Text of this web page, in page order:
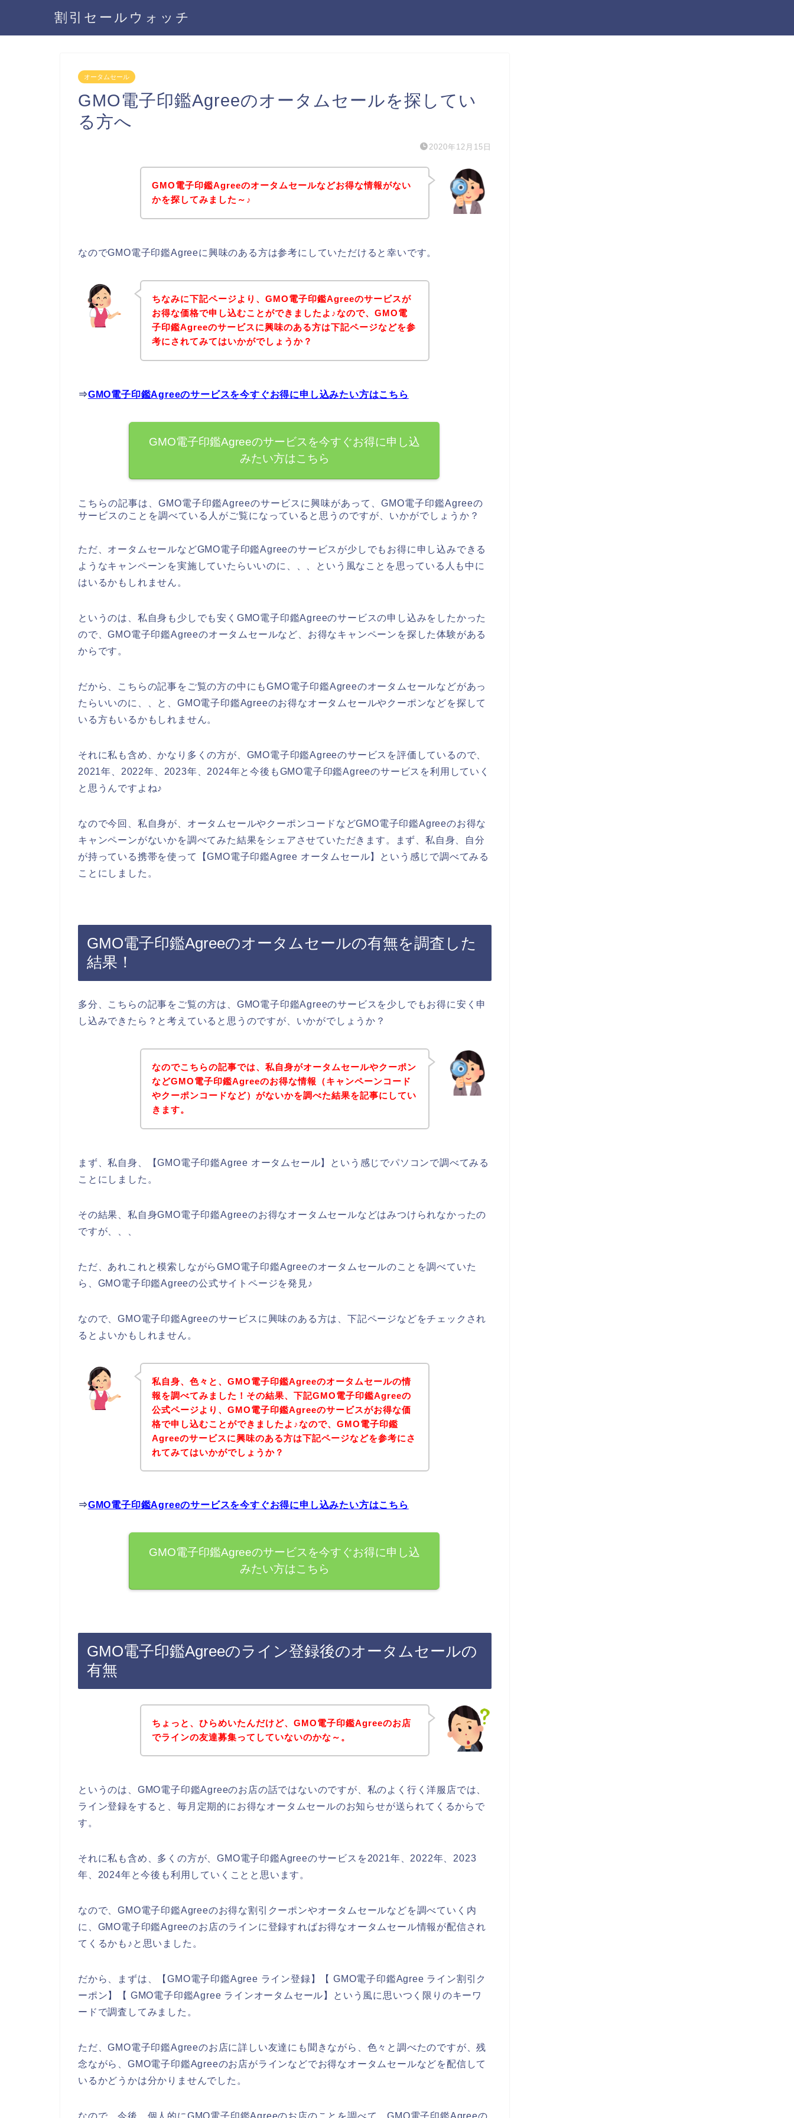
割引セールウォッチ
オータムセール
GMO電子印鑑Agreeのオータムセールを探してい
る方へ
2020年12月15日
GMO電子印鑑Agreeのオータムセールなどお得な情報がない
かを探してみました～♪
なのでGMO電子印鑑Agreeに興味のある方は参考にしていただけると幸いです。
ちなみに下記ページより、GMO電子印鑑Agreeのサービスが
お得な価格で申し込むことができましたよ♪なので、GMO電
子印鑑Agreeのサービスに興味のある方は下記ページなどを参
考にされてみてはいかがでしょうか？
⇒GMO電子印鑑Agreeのサービスを今すぐお得に申し込みたい方はこちら
GMO電子印鑑Agreeのサービスを今すぐお得に申し込
みたい方はこちら
こちらの記事は、GMO電子印鑑Agreeのサービスに興味があって、GMO電子印鑑Agreeの
サービスのことを調べている人がご覧になっていると思うのですが、いかがでしょうか？
ただ、オータムセールなどGMO電子印鑑Agreeのサービスが少しでもお得に申し込みできる
ようなキャンペーンを実施していたらいいのに、、、という風なことを思っている人も中に
はいるかもしれません。
というのは、私自身も少しでも安くGMO電子印鑑Agreeのサービスの申し込みをしたかった
ので、GMO電子印鑑Agreeのオータムセールなど、お得なキャンペーンを探した体験がある
からです。
だから、こちらの記事をご覧の方の中にもGMO電子印鑑Agreeのオータムセールなどがあっ
たらいいのに、、と、GMO電子印鑑Agreeのお得なオータムセールやクーポンなどを探して
いる方もいるかもしれません。
それに私も含め、かなり多くの方が、GMO電子印鑑Agreeのサービスを評価しているので、
2021年、2022年、2023年、2024年と今後もGMO電子印鑑Agreeのサービスを利用していく
と思うんですよね♪
なので今回、私自身が、オータムセールやクーポンコードなどGMO電子印鑑Agreeのお得な
キャンペーンがないかを調べてみた結果をシェアさせていただきます。まず、私自身、自分
が持っている携帯を使って【GMO電子印鑑Agree オータムセール】という感じで調べてみる
ことにしました。
GMO電子印鑑Agreeのオータムセールの有無を調査した
結果！
多分、こちらの記事をご覧の方は、GMO電子印鑑Agreeのサービスを少しでもお得に安く申
し込みできたら？と考えていると思うのですが、いかがでしょうか？
なのでこちらの記事では、私自身がオータムセールやクーポン
などGMO電子印鑑Agreeのお得な情報（キャンペーンコード
やクーポンコードなど）がないかを調べた結果を記事にしてい
きます。
まず、私自身、【GMO電子印鑑Agree オータムセール】という感じでパソコンで調べてみる
ことにしました。
その結果、私自身GMO電子印鑑Agreeのお得なオータムセールなどはみつけられなかったの
ですが、、、
ただ、あれこれと模索しながらGMO電子印鑑Agreeのオータムセールのことを調べていた
ら、GMO電子印鑑Agreeの公式サイトページを発見♪
なので、GMO電子印鑑Agreeのサービスに興味のある方は、下記ページなどをチェックされ
るとよいかもしれません。
私自身、色々と、GMO電子印鑑Agreeのオータムセールの情
報を調べてみました！その結果、下記GMO電子印鑑Agreeの
公式ページより、GMO電子印鑑Agreeのサービスがお得な価
格で申し込むことができましたよ♪なので、GMO電子印鑑
Agreeのサービスに興味のある方は下記ページなどを参考にさ
れてみてはいかがでしょうか？
⇒GMO電子印鑑Agreeのサービスを今すぐお得に申し込みたい方はこちら
GMO電子印鑑Agreeのサービスを今すぐお得に申し込
みたい方はこちら
GMO電子印鑑Agreeのライン登録後のオータムセールの
有無
ちょっと、ひらめいたんだけど、GMO電子印鑑Agreeのお店
でラインの友達募集ってしていないのかな～。
というのは、GMO電子印鑑Agreeのお店の話ではないのですが、私のよく行く洋服店では、
ライン登録をすると、毎月定期的にお得なオータムセールのお知らせが送られてくるからで
す。
それに私も含め、多くの方が、GMO電子印鑑Agreeのサービスを2021年、2022年、2023
年、2024年と今後も利用していくことと思います。
なので、GMO電子印鑑Agreeのお得な割引クーポンやオータムセールなどを調べていく内
に、GMO電子印鑑Agreeのお店のラインに登録すればお得なオータムセール情報が配信され
てくるかも♪と思いました。
だから、まずは、【GMO電子印鑑Agree ライン登録】【 GMO電子印鑑Agree ライン割引ク
ーポン】【 GMO電子印鑑Agree ラインオータムセール】という風に思いつく限りのキーワ
ードで調査してみました。
ただ、GMO電子印鑑Agreeのお店に詳しい友達にも聞きながら、色々と調べたのですが、残
念ながら、GMO電子印鑑Agreeのお店がラインなどでお得なオータムセールなどを配信して
いるかどうかは分かりませんでした。